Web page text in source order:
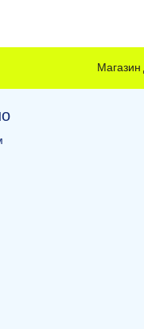
Магазин